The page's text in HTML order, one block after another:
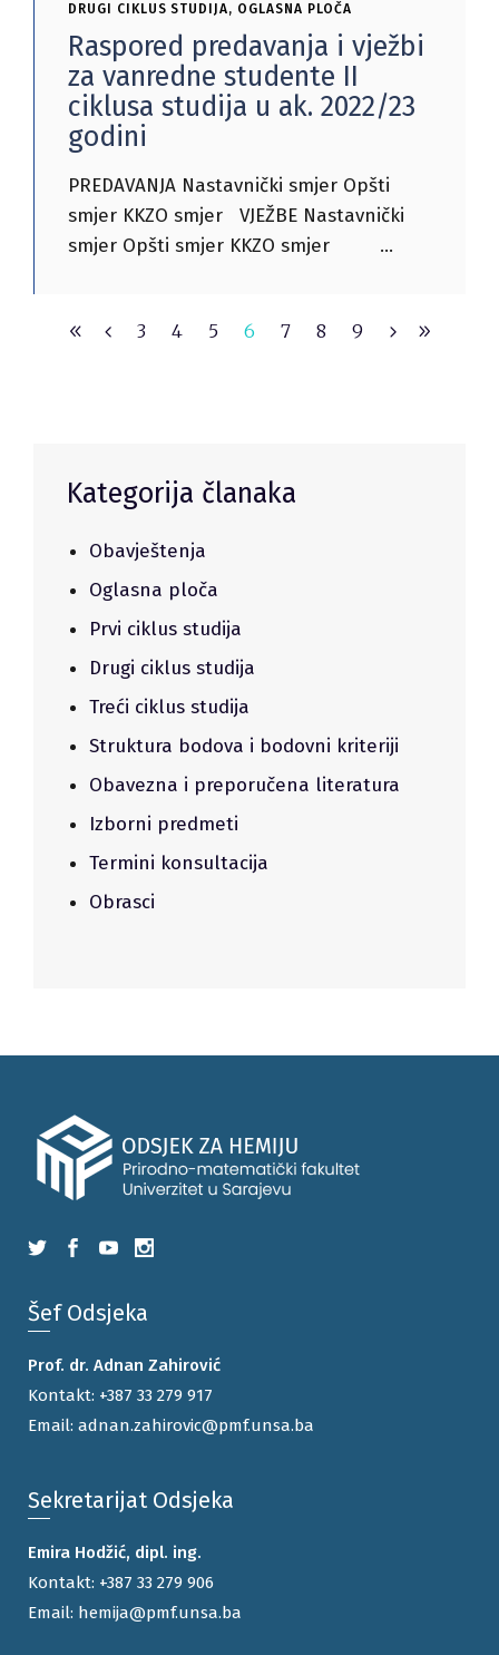
DRUGI CIKLUS STUDIJA, OGLASNA PLOČA
Raspored predavanja i vježbi
za vanredne studente II
ciklusa studija u ak. 2022/23
godini
PREDAVANJA Nastavnički smjer Opšti
smjer KKZO smjer VJEŽBE Nastavnički
smjer Opšti smjer KKZO smjer
3 4 5 6 7 8 9
Kategorija članaka
Obavještenja
Oglasna ploča
Prvi ciklus studija
Drugi ciklus studija
Treći ciklus studija
Struktura bodova i bodovni kriteriji
Obavezna i preporučena literatura
Izborni predmeti
Termini konsultacija
Obrasci
Šef Odsjeka
Prof. dr. Adnan Zahirović
Kontakt: +387 33 279 917
Email: adnan.zahirovic@pmf.unsa.ba
Sekretarijat Odsjeka
Emira Hodžić, dipl. ing.
Kontakt: +387 33 279 906
Email: hemija@pmf.unsa.ba